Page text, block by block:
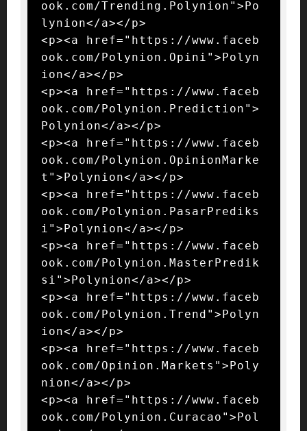
ook.com/Trending.Polynion">Po
lynion</a></p>
<p><a href="https://www.faceb
ook.com/Polynion.Opini">Polyn
ion</a></p>
<p><a href="https://www.faceb
ook.com/Polynion.Prediction">
Polynion</a></p>
<p><a href="https://www.faceb
ook.com/Polynion.OpinionMarke
t">Polynion</a></p>
<p><a href="https://www.faceb
ook.com/Polynion.PasarPrediks
i">Polynion</a></p>
<p><a href="https://www.faceb
ook.com/Polynion.MasterPredik
si">Polynion</a></p>
<p><a href="https://www.faceb
ook.com/Polynion.Trend">Polyn
ion</a></p>
<p><a href="https://www.faceb
ook.com/Opinion.Markets">Poly
nion</a></p>
<p><a href="https://www.faceb
ook.com/Polynion.Curacao">Pol